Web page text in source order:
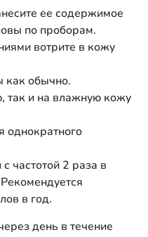
ее содержимое
по проборам.
вотрите в кожу
как обычно.
так и на влажную кожу
однократного
частотой 2 раза в
в год.
день в течение